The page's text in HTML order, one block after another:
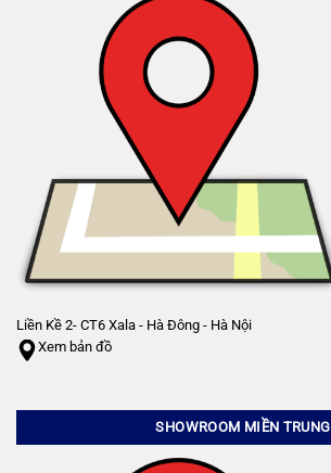
Liền Kề 2- CT6 Xala - Hà Đông - Hà Nội
Xem bản đồ
SHOWROOM MIỀN TRUNG